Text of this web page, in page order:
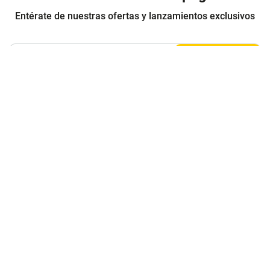
Entérate de nuestras ofertas y lanzamientos exclusivos